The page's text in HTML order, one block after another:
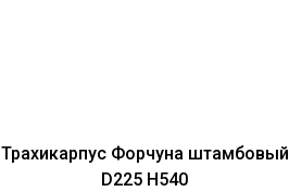
Трахикарпус Форчуна штамбовый
D225 H540